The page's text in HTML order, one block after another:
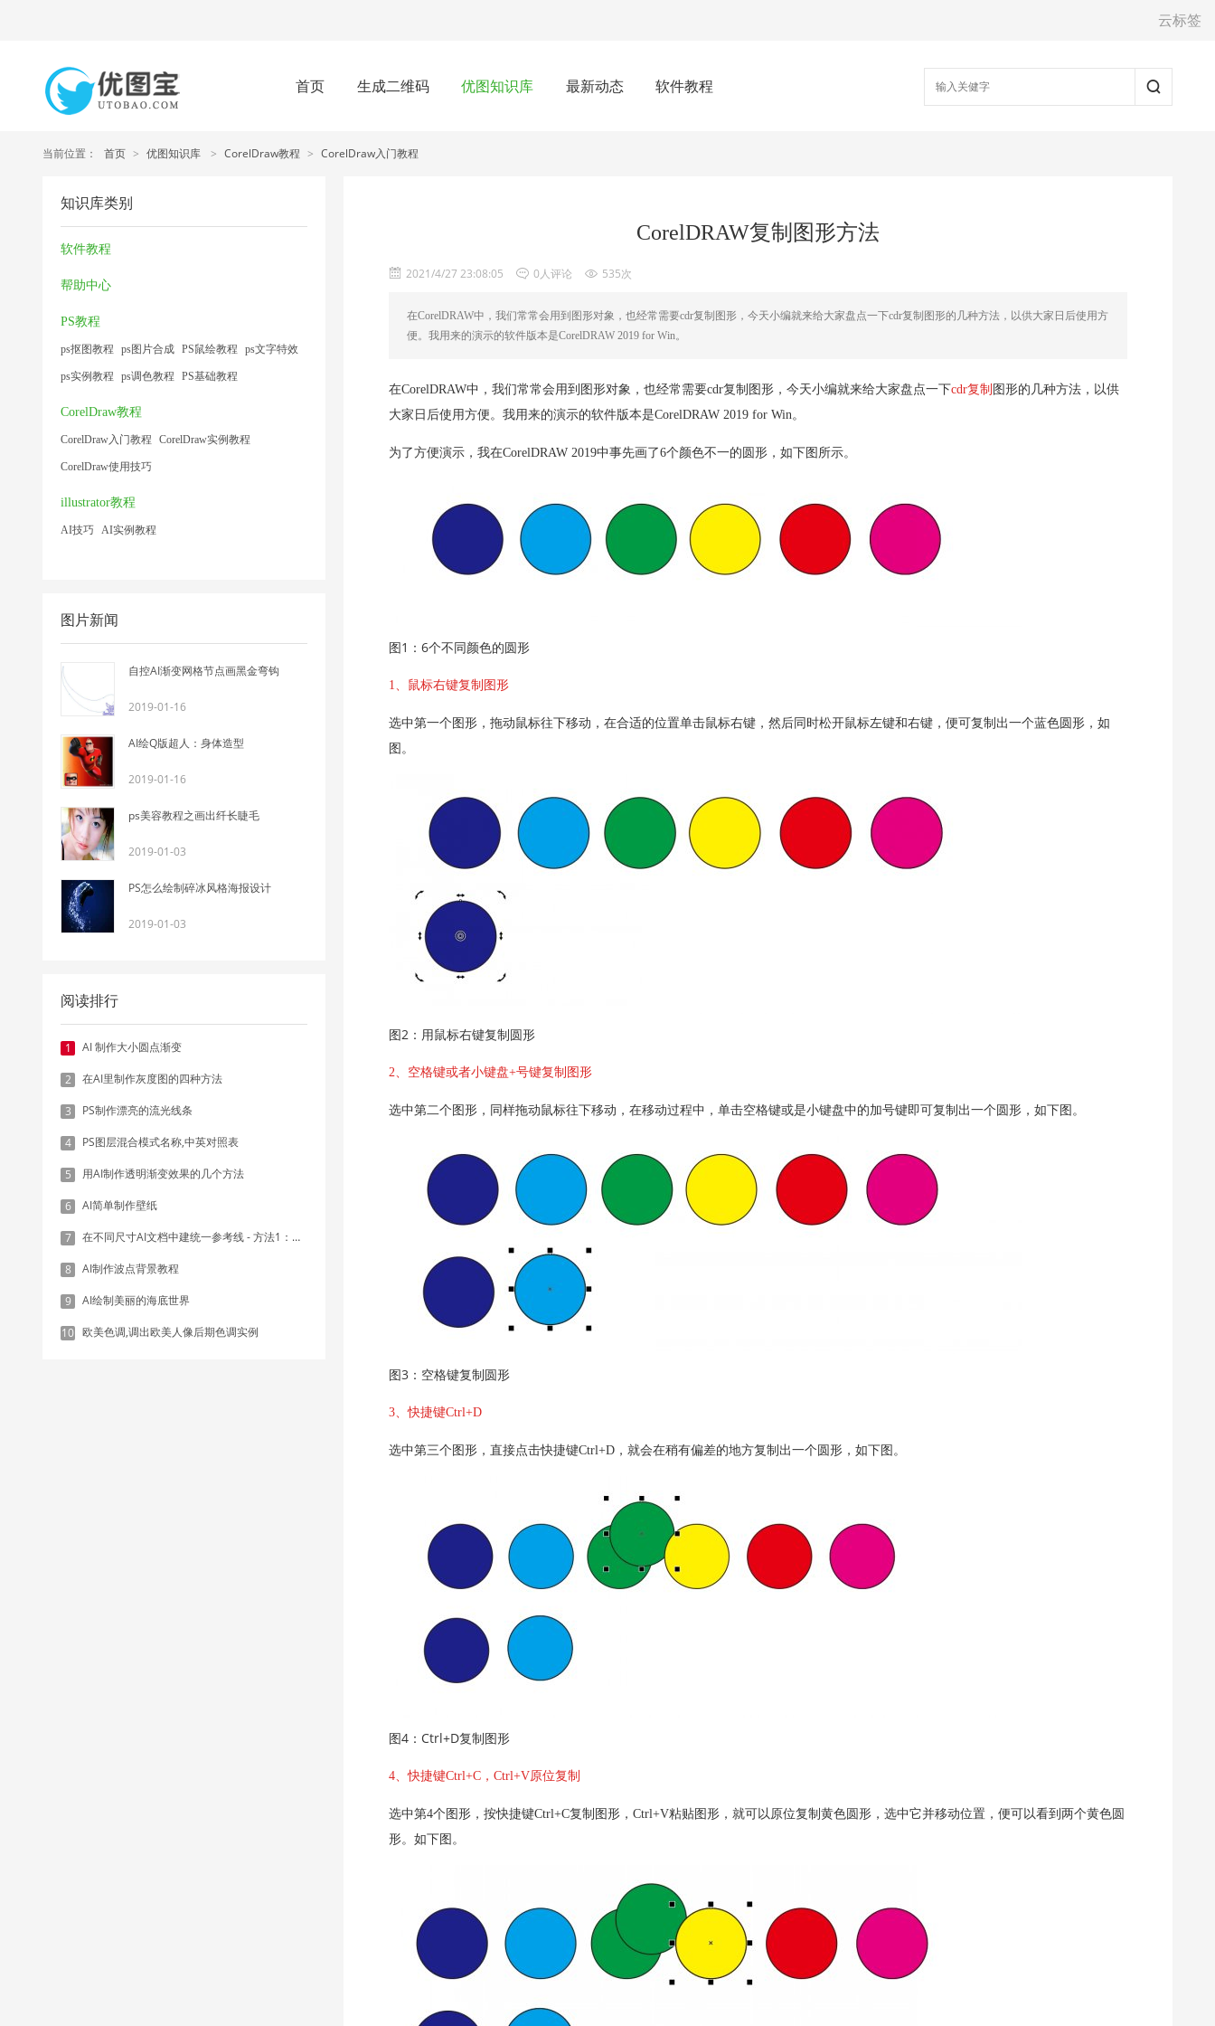
云标签
首页 生成二维码 优图知识库 最新动态 软件教程
当前位置： 首页 > 优图知识库 > CorelDraw教程 > CorelDraw入门教程
知识库类别
软件教程
帮助中心
PS教程
ps抠图教程 ps图片合成 PS鼠绘教程 ps文字特效
ps实例教程 ps调色教程 PS基础教程
CorelDraw教程
CorelDraw入门教程 CorelDraw实例教程
CorelDraw使用技巧
illustrator教程
AI技巧 AI实例教程
图片新闻
自控AI渐变网格节点画黑金弯钩
2019-01-16
AI绘Q版超人：身体造型
2019-01-16
ps美容教程之画出纤长睫毛
2019-01-03
PS怎么绘制碎冰风格海报设计
2019-01-03
阅读排行
1 AI 制作大小圆点渐变
2 在AI里制作灰度图的四种方法
3 PS制作漂亮的流光线条
4 PS图层混合模式名称,中英对照表
5 用AI制作透明渐变效果的几个方法
6 AI简单制作壁纸
7 在不同尺寸AI文档中建统一参考线 - 方法1：对齐和分布
8 AI制作波点背景教程
9 AI绘制美丽的海底世界
10 欧美色调,调出欧美人像后期色调实例
CorelDRAW复制图形方法
2021/4/27 23:08:05 0人评论 535次
在CorelDRAW中，我们常常会用到图形对象，也经常需要cdr复制图形，今天小编就来给大家盘点一下cdr复制图形的几种方法，以供大家日后使用方
便。我用来的演示的软件版本是CorelDRAW 2019 for Win。
在CorelDRAW中，我们常常会用到图形对象，也经常需要cdr复制图形，今天小编就来给大家盘点一下cdr复制 图形的几种方法，以供
大家日后使用方便。我用来的演示的软件版本是CorelDRAW 2019 for Win。
为了方便演示，我在CorelDRAW 2019中事先画了6个颜色不一的圆形，如下图所示。
图1：6个不同颜色的圆形
1、鼠标右键复制图形
选中第一个图形，拖动鼠标往下移动，在合适的位置单击鼠标右键，然后同时松开鼠标左键和右键，便可复制出一个蓝色圆形，如
图。
图2：用鼠标右键复制圆形
2、空格键或者小键盘+号键复制图形
选中第二个图形，同样拖动鼠标往下移动，在移动过程中，单击空格键或是小键盘中的加号键即可复制出一个圆形，如下图。
图3：空格键复制圆形
3、快捷键Ctrl+D
选中第三个图形，直接点击快捷键Ctrl+D，就会在稍有偏差的地方复制出一个圆形，如下图。
图4：Ctrl+D复制图形
4、快捷键Ctrl+C，Ctrl+V原位复制
选中第4个图形，按快捷键Ctrl+C复制图形，Ctrl+V粘贴图形，就可以原位复制黄色圆形，选中它并移动位置，便可以看到两个黄色圆
形。如下图。